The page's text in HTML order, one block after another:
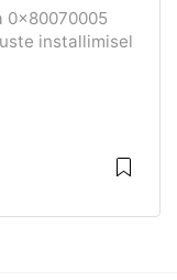
0x80070005
installimisel